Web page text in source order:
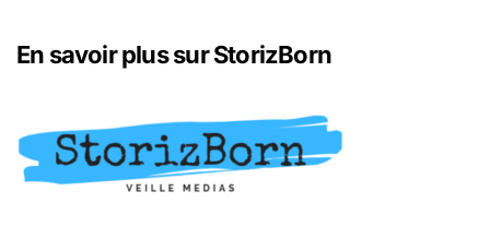
En savoir plus sur StorizBorn